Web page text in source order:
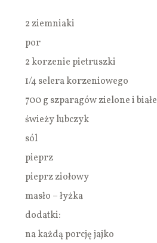
2 ziemniaki
por
2 korzenie pietruszki
1/4 selera korzeniowego
700 g szparagów zielone i białe
świeży lubczyk
sól
pieprz
pieprz ziołowy
masło – łyżka
dodatki:
na każdą porcję jajko